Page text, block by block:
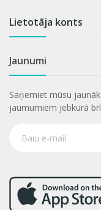
Lietotāja konts
Jaunumi
Saņemiet mūsu
jaumumiem jebkurā